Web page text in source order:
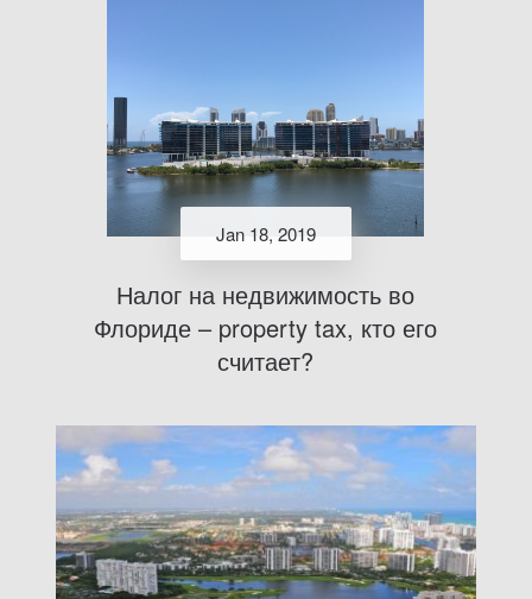
Jan 18, 2019
Налог на недвижимость во
Флориде – property tax, кто его
считает?